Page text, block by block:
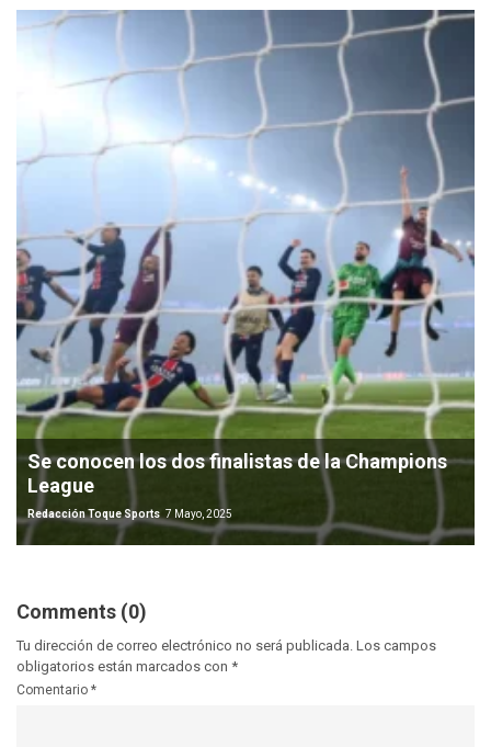
Se conocen los dos finalistas de la Champions
League
Redacción Toque Sports 7 Mayo, 2025
Comments (0)
Tu dirección de correo electrónico no será publicada. Los campos
obligatorios están marcados con *
Comentario *